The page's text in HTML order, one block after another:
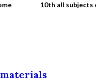
10th all subjects